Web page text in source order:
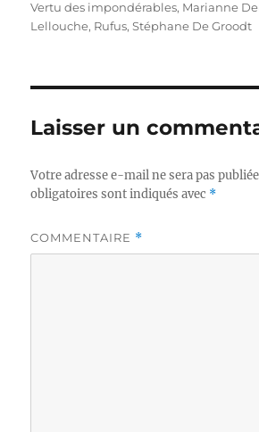
Vertu des impondérables, Marianne
Lellouche, Rufus,Stéphane De Groodt
Laisser un
Votre adresse e-mail ne sera pas
obligatoires sont indiqués avec *
COMMENTAIRE *